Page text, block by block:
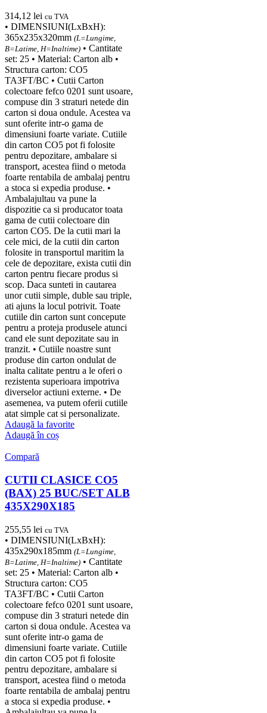
314,12 lei cu TVA
• DIMENSIUNI(LxBxH):
365x235x320mm (L=Lungime,
B=Latime, H=Inaltime) • Cantitate
set: 25 • Material: Carton alb •
Structura carton: CO5
TA3FT/BC • Cutii Carton
colectoare fefco 0201 sunt usoare,
compuse din 3 straturi netede din
carton si doua ondule. Acestea va
sunt oferite intr-o gama de
dimensiuni foarte variate. Cutiile
din carton CO5 pot fi folosite
pentru depozitare, ambalare si
transport, acestea fiind o metoda
foarte rentabila de ambalaj pentru
a stoca si expedia produse. •
Ambalajultau va pune la
dispozitie ca si producator toata
gama de cutii colectoare din
carton CO5. De la cutii mari la
cele mici, de la cutii din carton
folosite in transportul maritim la
cele de depozitare, exista cutii din
carton pentru fiecare produs si
scop. Daca sunteti in cautarea
unor cutii simple, duble sau triple,
ati ajuns la locul potrivit. Toate
cutiile din carton sunt concepute
pentru a proteja produsele atunci
cand ele sunt depozitate sau in
tranzit. • Cutiile noastre sunt
produse din carton ondulat de
inalta calitate pentru a le oferi o
rezistenta superioara impotriva
diverselor actiuni externe. • De
asemenea, va putem oferii cutiile
atat simple cat si personalizate.
Adaugă la favorite
Adaugă în coș
Compară
CUTII CLASICE CO5
(BAX) 25 BUC/SET ALB
435X290X185
255,55 lei cu TVA
• DIMENSIUNI(LxBxH):
435x290x185mm (L=Lungime,
B=Latime, H=Inaltime) • Cantitate
set: 25 • Material: Carton alb •
Structura carton: CO5
TA3FT/BC • Cutii Carton
colectoare fefco 0201 sunt usoare,
compuse din 3 straturi netede din
carton si doua ondule. Acestea va
sunt oferite intr-o gama de
dimensiuni foarte variate. Cutiile
din carton CO5 pot fi folosite
pentru depozitare, ambalare si
transport, acestea fiind o metoda
foarte rentabila de ambalaj pentru
a stoca si expedia produse. •